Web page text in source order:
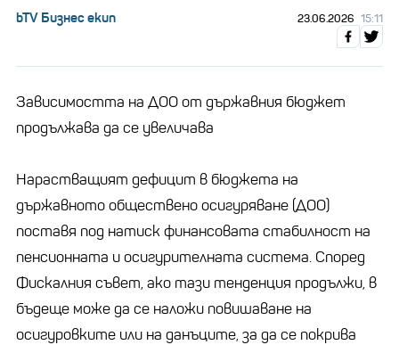
bTV Бизнес екип 23.06.2026 15:11
Зависимостта на ДОО от държавния бюджет
продължава да се увеличава
Нарастващият дефицит в бюджета на
държавното обществено осигуряване (ДОО)
поставя под натиск финансовата стабилност на
пенсионната и осигурителната система. Според
Фискалния съвет, ако тази тенденция продължи, в
бъдеще може да се наложи повишаване на
осигуровките или на данъците, за да се покрива